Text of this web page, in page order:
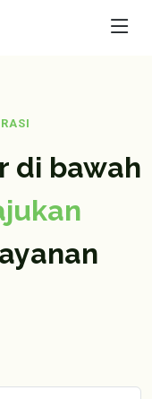
di bawah